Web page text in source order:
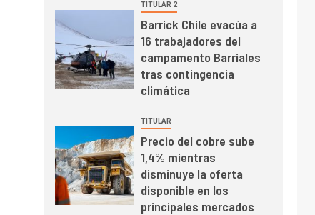
Informe bimensual de
Cochilco: precio del
cobre alcanza
máximos por escasez
de concentrados
5 I+D
Estudio revela cómo el
precio del cobre y
educación superior se
relacionan en zonas
mineras
6
BHP proyecta
producción de cobre
TITULAR 2
Barrick Chile evacúa a
16 trabajadores del
campamento Barriales
tras contingencia
climática
TITULAR
Precio del cobre sube
1,4% mientras
disminuye la oferta
disponible en los
principales mercados